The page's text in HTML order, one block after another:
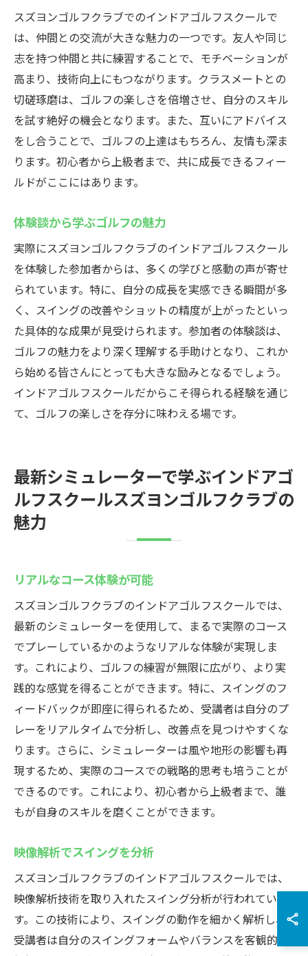
スズヨンゴルフクラブでのインドアゴルフスクールで
は、仲間との交流が大きな魅力の一つです。友人や同じ
志を持つ仲間と共に練習することで、モチベーションが
高まり、技術向上にもつながります。クラスメートとの
切磋琢磨は、ゴルフの楽しさを倍増させ、自分のスキル
を試す絶好の機会となります。また、互いにアドバイス
をし合うことで、ゴルフの上達はもちろん、友情も深ま
ります。初心者から上級者まで、共に成長できるフィー
ルドがここにはあります。
体験談から学ぶゴルフの魅力
実際にスズヨンゴルフクラブのインドアゴルフスクール
を体験した参加者からは、多くの学びと感動の声が寄せ
られています。特に、自分の成長を実感できる瞬間が多
く、スイングの改善やショットの精度が上がったといっ
た具体的な成果が見受けられます。参加者の体験談は、
ゴルフの魅力をより深く理解する手助けとなり、これか
ら始める皆さんにとっても大きな励みとなるでしょう。
インドアゴルフスクールだからこそ得られる経験を通じ
て、ゴルフの楽しさを存分に味わえる場です。
最新シミュレーターで学ぶインドアゴ
ルフスクールスズヨンゴルフクラブの
魅力
リアルなコース体験が可能
スズヨンゴルフクラブのインドアゴルフスクールでは、
最新のシミュレーターを使用して、まるで実際のコース
でプレーしているかのようなリアルな体験が実現しま
す。これにより、ゴルフの練習が無限に広がり、より実
践的な感覚を得ることができます。特に、スイングのフ
ィードバックが即座に得られるため、受講者は自分のプ
レーをリアルタイムで分析し、改善点を見つけやすくな
ります。さらに、シミュレーターは風や地形の影響も再
現するため、実際のコースでの戦略的思考も培うことが
できるのです。これにより、初心者から上級者まで、誰
もが自身のスキルを磨くことができます。
映像解析でスイングを分析
スズヨンゴルフクラブのインドアゴルフスクールでは、
映像解析技術を取り入れたスイング分析が行われていま
す。この技術により、スイングの動作を細かく解析し、
受講者は自分のスイングフォームやバランスを客観的に